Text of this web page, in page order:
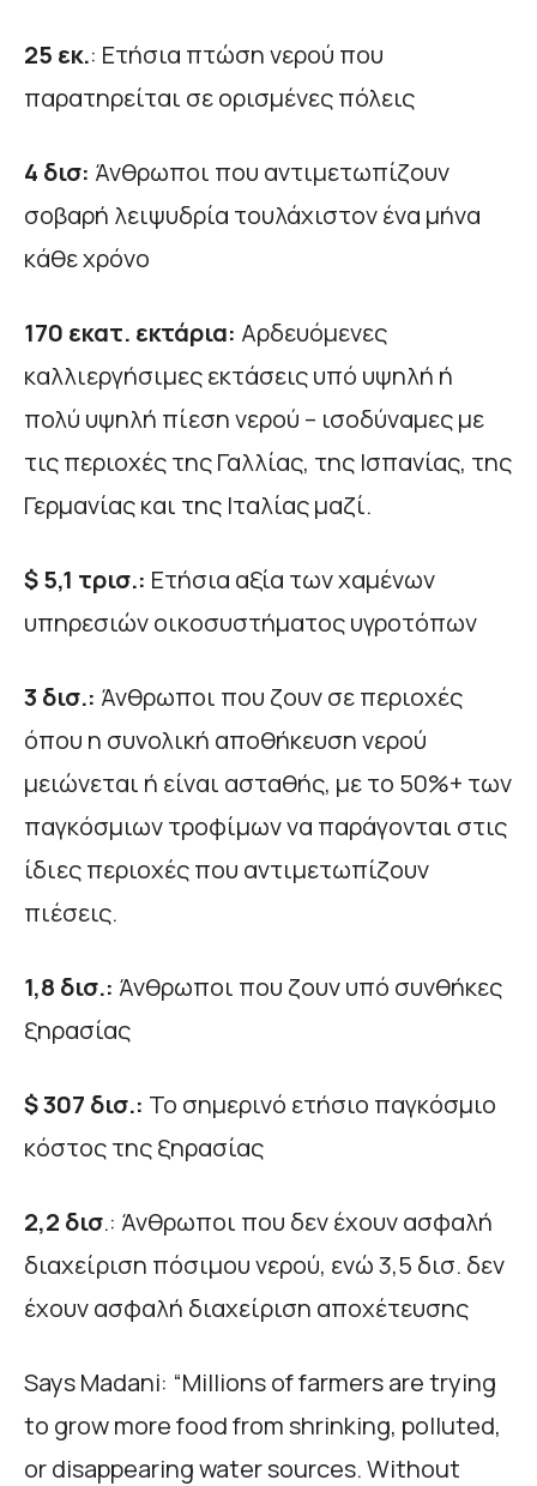
25 εκ.: Ετήσια πτώση νερού που
παρατηρείται σε ορισμένες πόλεις
4 δισ: Άνθρωποι που αντιμετωπίζουν
σοβαρή λειψυδρία τουλάχιστον ένα μήνα
κάθε χρόνο
170 εκατ. εκτάρια: Αρδευόμενες
καλλιεργήσιμες εκτάσεις υπό υψηλή ή
πολύ υψηλή πίεση νερού – ισοδύναμες με
τις περιοχές της Γαλλίας, της Ισπανίας, της
Γερμανίας και της Ιταλίας μαζί.
$ 5,1 τρισ.: Ετήσια αξία των χαμένων
υπηρεσιών οικοσυστήματος υγροτόπων
3 δισ.: Άνθρωποι που ζουν σε περιοχές
όπου η συνολική αποθήκευση νερού
μειώνεται ή είναι ασταθής, με το 50%+ των
παγκόσμιων τροφίμων να παράγονται στις
ίδιες περιοχές που αντιμετωπίζουν
πιέσεις.
1,8 δισ.: Άνθρωποι που ζουν υπό συνθήκες
ξηρασίας
$ 307 δισ.: Το σημερινό ετήσιο παγκόσμιο
κόστος της ξηρασίας
2,2 δισ.: Άνθρωποι που δεν έχουν ασφαλή
διαχείριση πόσιμου νερού, ενώ 3,5 δισ. δεν
έχουν ασφαλή διαχείριση αποχέτευσης
Says Madani: “Millions of farmers are trying
to grow more food from shrinking, polluted,
or disappearing water sources. Without